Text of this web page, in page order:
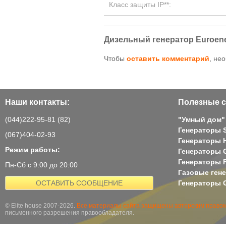
Класс защиты IP**:
Дизельный генератор
Чтобы оставить комментарий ,
Наши контакты:
(044)222-95-81 (82)
(067)404-02-93
Режим работы:
Пн-Сб с 9:00 до 20:00
ОСТАВИТЬ СООБЩЕНИЕ
Полезные
"Умный дом"
Генераторы
Генераторы
Генераторы
Генераторы
Газовые
Генераторы
© Elite house 2007-2026. Все материалы сайта защищены авторским
письменного разрешения правообладателя.